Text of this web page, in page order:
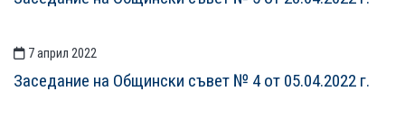
7 април 2022
Заседание на Общински съвет № 4 от 05.04.2022 г.